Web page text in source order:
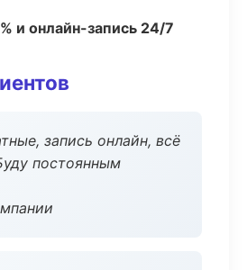
и онлайн-запись 24/7
запись онлайн, всё
постоянным